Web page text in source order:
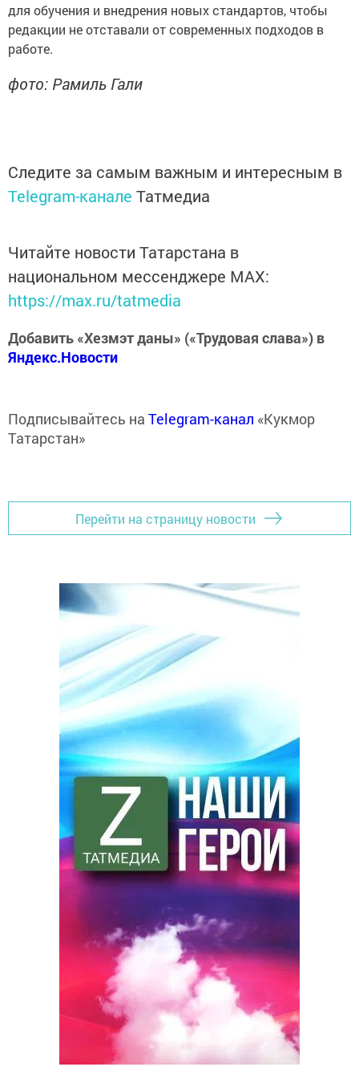
для обучения и внедрения новых стандартов, чтобы
редакции не отставали от современных подходов в
работе.
фото: Рамиль Гали
Следите за самым важным и интересным в
Telegram-канале Татмедиа
Читайте новости Татарстана в
национальном мессенджере MАХ:
https://max.ru/tatmedia
Добавить «Хезмэт даны» («Трудовая слава») в
Яндекс.Новости
Подписывайтесь на Telegram-канал «Кукмор
Татарстан»
Перейти на страницу новости